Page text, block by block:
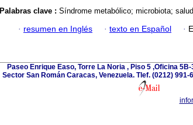
Palabras clave : Síndrome metabólico; microbiota;
· resumen en Inglés · texto en Español ·
Paseo Enrique Easo, Torre La Noria , Piso 5 ,Oficina
Sector San Román Caracas, Venezuela. Tlef. (0212)